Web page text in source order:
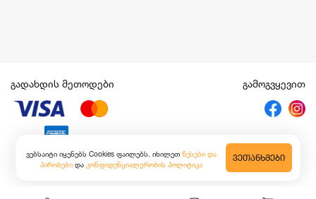
ვებსაიტი იყენებს Cookies ფაილებს. იხილეთ წესები და
პირობები და კონფიდენციალურობის პოლიტიკა
ᲕᲔᲗᲐᲜᲮᲛᲔᲑᲘ
გადახდის მეთოდები გამოგვყევით